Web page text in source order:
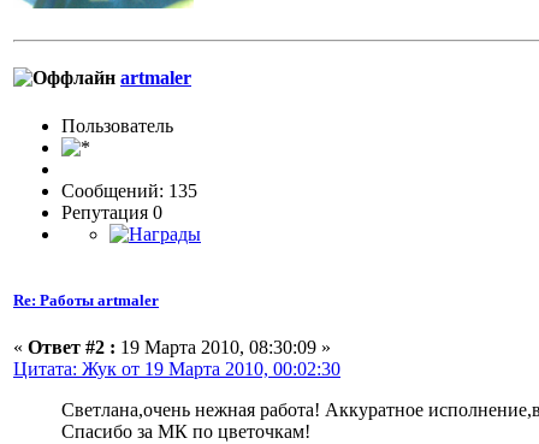
artmaler
Пользовaтeль
Сообщений: 135
Репутация 0
Re: Работы artmaler
« Ответ #2 : 19 Марта 2010, 08:30:09 »
Цитата: Жук от 19 Марта 2010, 00:02:30
Светлана,очень нежная работа! Аккуратное
Спасибо за МК по цветочкам!